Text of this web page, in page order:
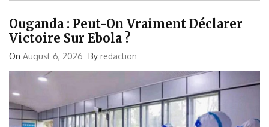
Ouganda : Peut-On Vraiment Déclarer
Victoire Sur Ebola ?
On August 6, 2026 By redaction